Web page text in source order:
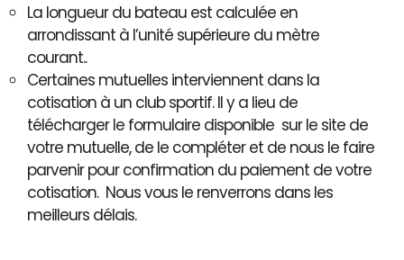
La longueur du bateau est calculée en
arrondissant à l’unité supérieure du mètre
courant..
Certaines mutuelles interviennent dans la
cotisation à un club sportif. Il y a lieu de
télécharger le formulaire disponible sur le site de
votre mutuelle, de le compléter et de nous le faire
parvenir pour confirmation du paiement de votre
cotisation. Nous vous le renverrons dans les
meilleurs délais.